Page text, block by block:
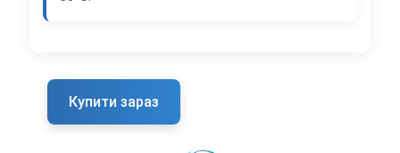
Купити зараз